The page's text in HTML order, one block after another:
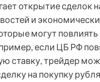
открытие сделок
и
могут повлиять
если ЦБ РФ
ставку, трейдер
на покупку